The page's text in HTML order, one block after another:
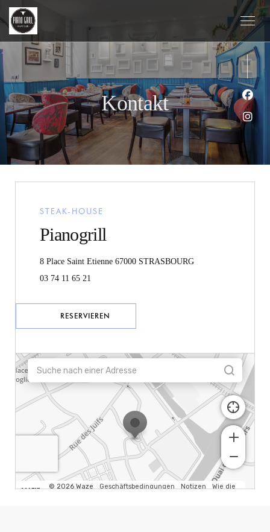
Kontakt
STEAK-HOUSE
Pianogrill
8 Place Saint Etienne 67000 STRASBOURG((öffnet ein neues
03 74 11 65 21
RESERVIEREN